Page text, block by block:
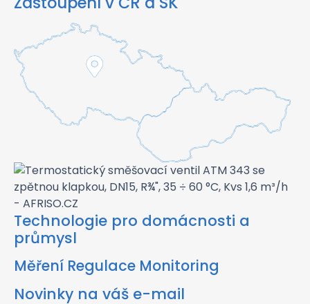
Technologie pro domácnosti a
průmysl
Měření Regulace Monitoring
Novinky na váš e-mail